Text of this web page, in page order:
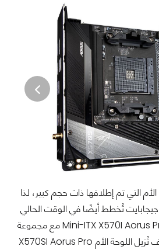
التي تم إطلاقها ذات حجم كبير، لذا
تُخطط أيضًا في الوقت الحالي
لتحديث اللوحة الأم Mini-ITX X570I Aorus Pro Wifi مع مجموعة
تُ
زيل اللوحة الأم X570SI Aorus Pro